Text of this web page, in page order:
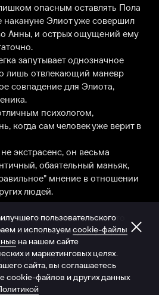
опасным оставлять Пола
накануне Элиот уже совершил
Анны, и острых ощущений ему
запутывает однозначное
лишь отвлекающий маневр
совпадение для Элиота,
психологом,
когда сам человек уже верит в
экстрасенс, он весьма
обаятельный маньяк,
мнение в отношении
людей.
которая кричит о том, что
так, словно они уже умерли.
Живите!
пользовательского
и используемcookie-файлы
на нашем сайте
и маркетинговых целях.
сайта, вы соглашаетесь
cookie-файлов и других данных